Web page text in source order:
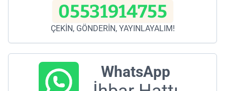
05531914755
ÇEKİN, GÖNDERİN, YAYINLAYALIM!
WhatsApp